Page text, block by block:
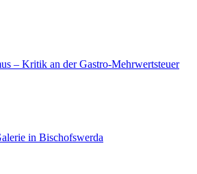
– Kritik an der Gastro-Mehrwertsteuer
in Bischofswerda